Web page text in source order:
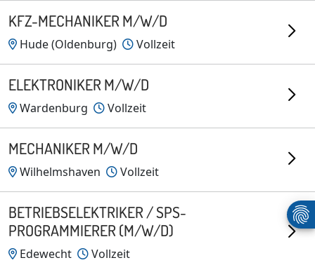
KFZ-MECHANIKER M/W/D
Hude (Oldenburg) Vollzeit
ELEKTRONIKER M/W/D
Wardenburg Vollzeit
MECHANIKER M/W/D
Wilhelmshaven Vollzeit
BETRIEBSELEKTRIKER / SPS-
PROGRAMMIERER (M/W/D)
Edewecht Vollzeit